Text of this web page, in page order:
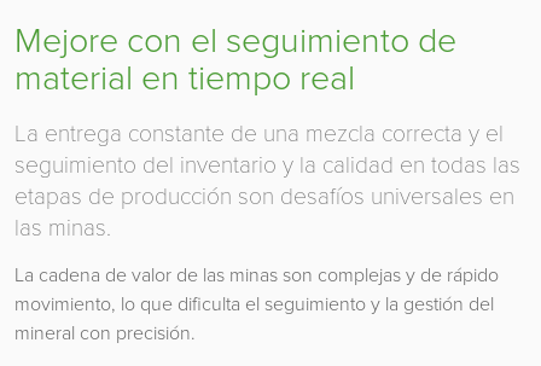
Mejore con el seguimiento de
material en tiempo real
La entrega constante de una mezcla correcta y el
seguimiento del inventario y la calidad en todas las
etapas de producción son desafíos universales en
las minas.
La cadena de valor de las minas son complejas y de rápido
movimiento, lo que dificulta el seguimiento y la gestión del
mineral con precisión.